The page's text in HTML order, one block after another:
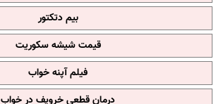
بیم دتکتور
قیمت شیشه سکوریت
فیلم آپنه خواب
درمان قطعی خروپف در خواب